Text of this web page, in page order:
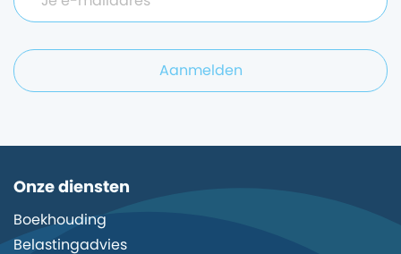
Aanmelden
Onze diensten
Boekhouding
Belastingadvies